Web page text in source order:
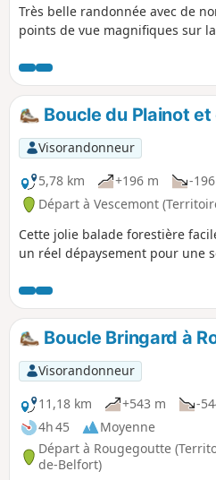
Très belle randonnée avec de
points de vue magnifiques sur
Boucle du Plainot et
Visorandonneur
5,78 km
+196 m -
Départ à Vescemont
Cette jolie balade forestière
un réel dépaysement pour une
Boucle Bringard à
Visorandonneur
11,18 km
+543 m
-
4h 45
Moyenne
Départ à Rougegoutte
de-Belfort)